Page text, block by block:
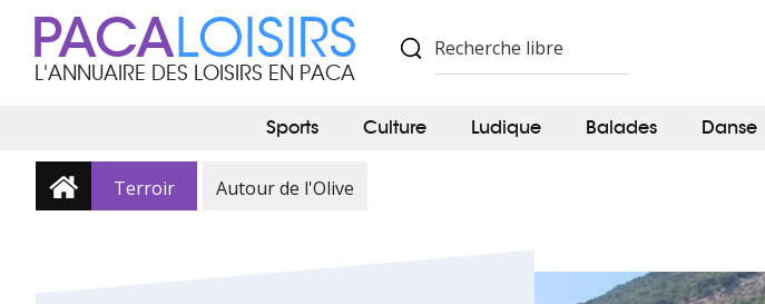
PACALOISIRS
L'ANNUAIRE DES LOISIRS EN PACA
Sports Culture Ludique Balades Danse
Terroir Autour de l'Olive